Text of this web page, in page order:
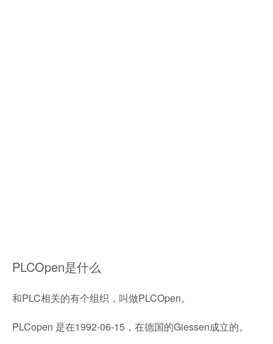
PLCOpen是什么
和PLC相关的有个组织，叫做PLCOpen。
PLCopen 是在1992-06-15，在德国的Giessen成立的。